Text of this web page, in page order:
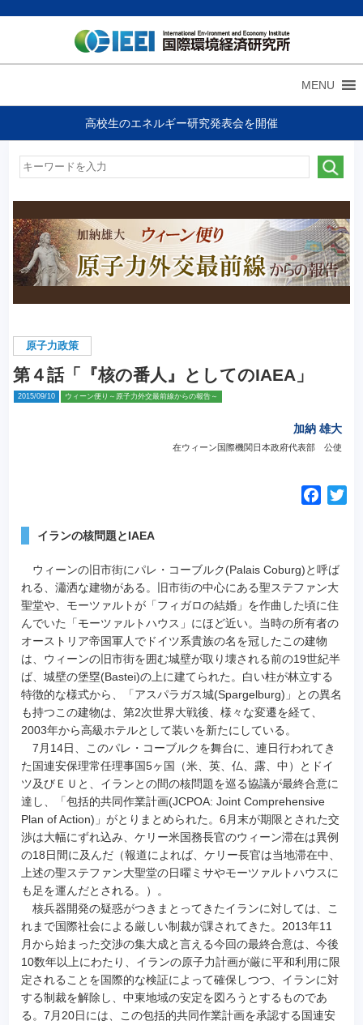
MENU
高校生のエネルギー研究発表会を開催
原子力政策
第４話「『核の番人』としてのIAEA」
2015/09/10 ウィーン便り～原子力外交最前線からの報告～
加納 雄大
在ウィーン国際機関日本政府代表部 公使
b
o
o
k
イランの核問題とIAEA
ウィーンの旧市街にパレ・コーブルク(Palais Coburg)と呼ば
れる、瀟洒な建物がある。旧市街の中心にある聖ステファン大
聖堂や、モーツァルトが「フィガロの結婚」を作曲した頃に住
んでいた「モーツァルトハウス」にほど近い。 当時の所有者の
オーストリア帝国軍人でドイツ系貴族の名を冠したこの建物
は、ウィーンの旧市街を囲む城壁が取り壊される前の19世紀半
ば、城壁の堡塁(Bastei)の上に建てられた。白い柱が林立する
特徴的な様式から、「アスパラガス城(Spargelburg)」との異名
も持つこの建物は、第2次世界大戦後、様々な変遷を経て、
2003年から高級ホテルとして装いを新たにしている。
7月14日、このパレ・コーブルクを舞台に、連日行われてき
た国連安保理常任理事国5ヶ国（米、英、仏、露、中）とドイ
ツ及びＥＵと、イランとの間の核問題を巡る協議が最終合意に
達し、「包括的共同作業計画(JCPOA: Joint Comprehensive
Plan of Action)」がとりまとめられた。6月末が期限とされた交
渉は大幅にずれ込み、ケリー米国務長官のウィーン滞在は異例
の18日間に及んだ（報道によれば、ケリー長官は当地滞在中、
上述の聖ステファン大聖堂の日曜ミサやモーツァルトハウスに
も足を運んだとされる。）。
核兵器開発の疑惑がつきまとってきたイランに対しては、こ
れまで国際社会による厳しい制裁が課されてきた。2013年11
月から始まった交渉の集大成と言える今回の最終合意は、今後
10数年以上にわたり、イランの原子力計画が厳に平和利用に限
定されることを国際的な検証によって確保しつつ、イランに対
する制裁を解除し、中東地域の安定を図ろうとするものであ
る。7月20日には、この包括的共同作業計画を承認する国連安